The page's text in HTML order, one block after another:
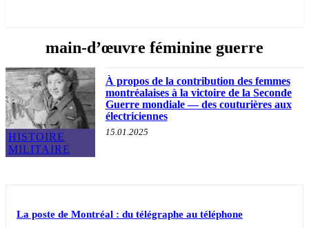
main-d’œuvre féminine guerre
HISTOIRE
MILITAIRE
À propos de la contribution des femmes
montréalaises à la victoire de la Seconde
Guerre mondiale — des couturières aux
électriciennes
15.01.2025
La poste de Montréal : du télégraphe au téléphone